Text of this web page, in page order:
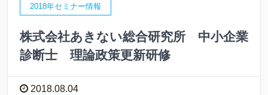
2018年セミナー情報
株式会社あきない総合研究所 中小企業
診断士 理論政策更新研修
2018.08.04